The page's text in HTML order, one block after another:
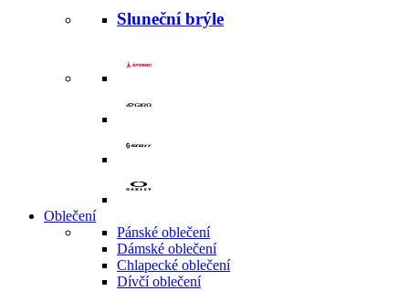
Sluneční brýle
Oblečení
Pánské oblečení
Dámské oblečení
Chlapecké oblečení
Dívčí oblečení